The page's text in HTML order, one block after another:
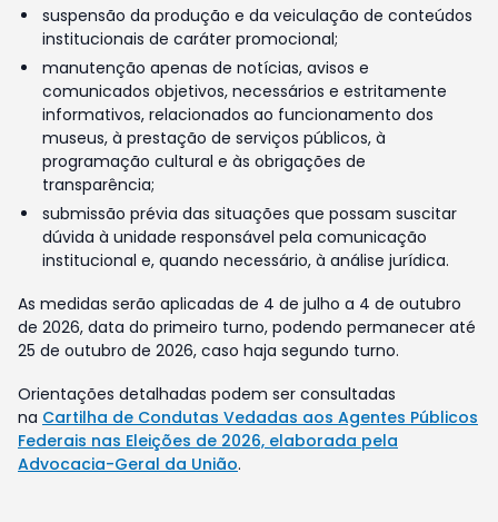
suspensão da produção e da veiculação de conteúdos
institucionais de caráter promocional;
manutenção apenas de notícias, avisos e
comunicados objetivos, necessários e estritamente
informativos, relacionados ao funcionamento dos
museus, à prestação de serviços públicos, à
programação cultural e às obrigações de
transparência;
submissão prévia das situações que possam suscitar
dúvida à unidade responsável pela comunicação
institucional e, quando necessário, à análise jurídica.
As medidas serão aplicadas de 4 de julho a 4 de outubro
de 2026, data do primeiro turno, podendo permanecer até
25 de outubro de 2026, caso haja segundo turno.
Orientações detalhadas podem ser consultadas
na Cartilha de Condutas Vedadas aos Agentes Públicos
Federais nas Eleições de 2026, elaborada pela
Advocacia-Geral da União.